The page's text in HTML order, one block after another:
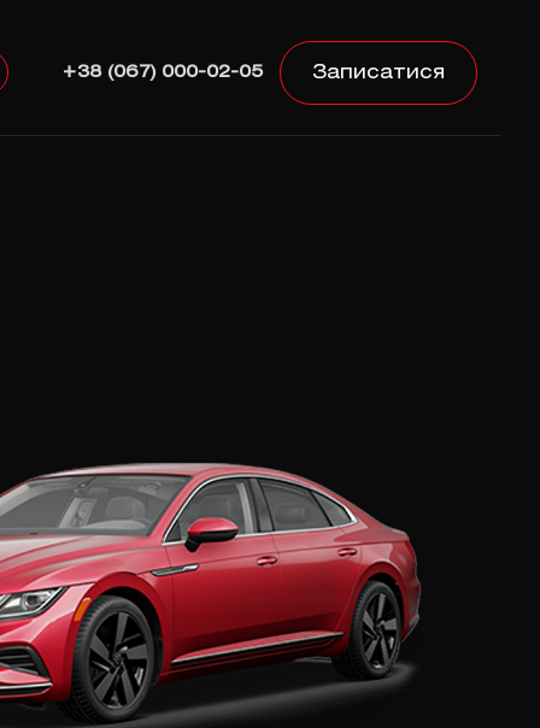
+38 (067) 000-02-05 Записатися